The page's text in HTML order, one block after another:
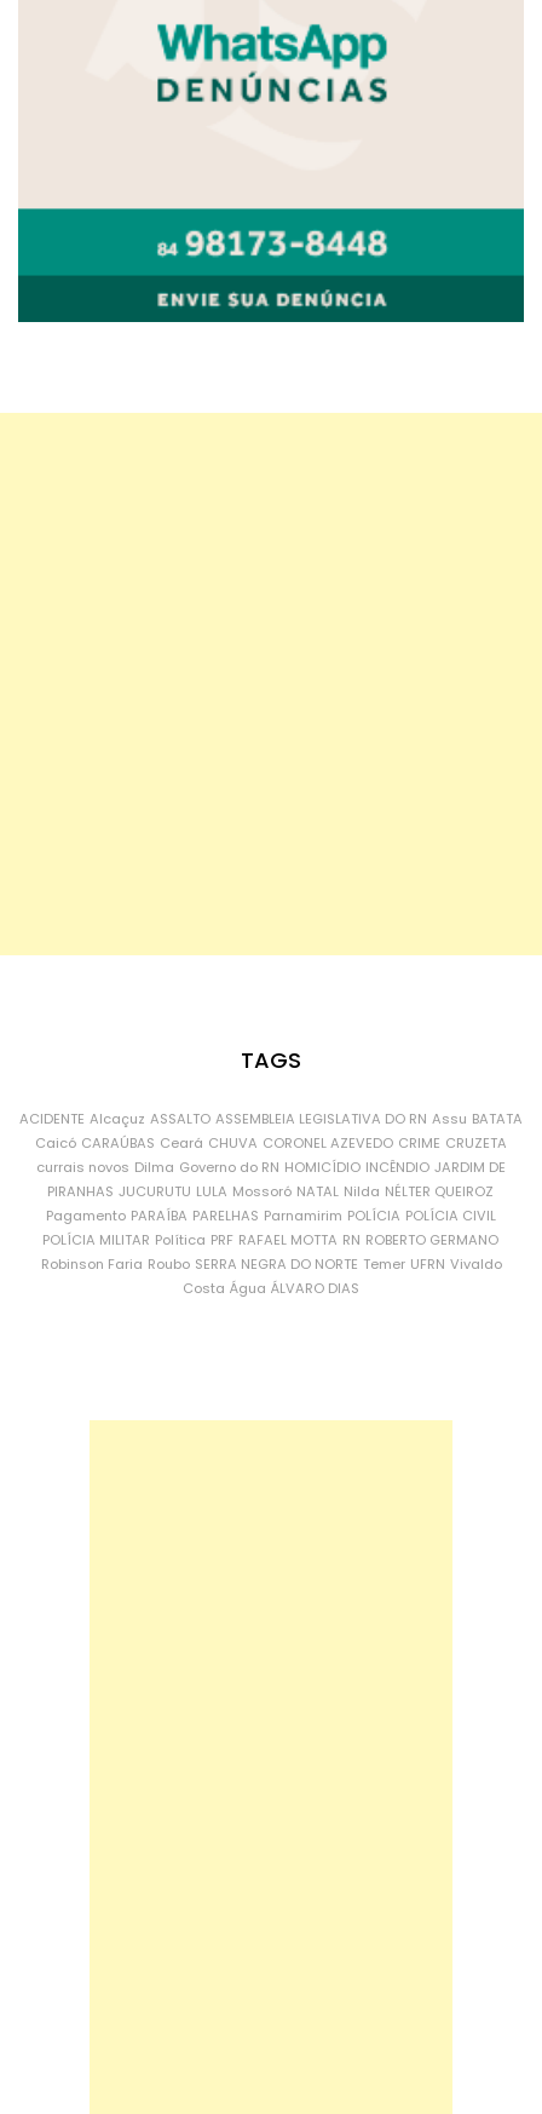
TAGS
ACIDENTE Alcaçuz ASSALTO ASSEMBLEIA LEGISLATIVA DO RN Assu BATATA
Caicó CARAÚBAS Ceará CHUVA CORONEL AZEVEDO CRIME CRUZETA
currais novos Dilma Governo do RN HOMICÍDIO INCÊNDIO JARDIM DE
PIRANHAS JUCURUTU LULA Mossoró NATAL Nilda NÉLTER QUEIROZ
Pagamento PARAÍBA PARELHAS Parnamirim POLÍCIA POLÍCIA CIVIL
POLÍCIA MILITAR Política PRF RAFAEL MOTTA RN ROBERTO GERMANO
Robinson Faria Roubo SERRA NEGRA DO NORTE Temer UFRN Vivaldo
Costa Água ÁLVARO DIAS